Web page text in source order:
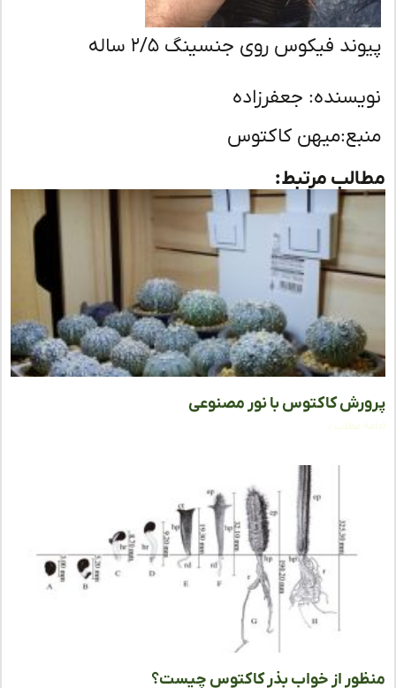
فیکوس روی جنسینگ ٢/۵ ساله
جعفرزاده
کاکتوس
مرتبط:
کاکتوس با نور مصنوعی
مطلب »
از خواب بذر کاکتوس چیست؟